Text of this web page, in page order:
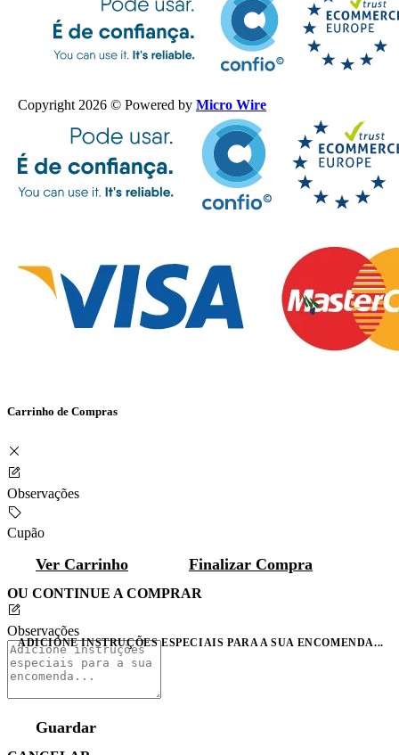
Copyright 2026 © Powered by Micro Wire
Carrinho de Compras
Observações
Cupão
Ver Carrinho Finalizar Compra
OU CONTINUE A COMPRAR
Observações
ADICIONE INSTRUÇÕES ESPECIAIS PARA A SUA ENCOMENDA...
Guardar